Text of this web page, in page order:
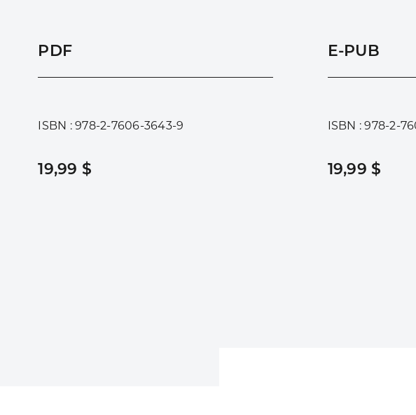
PDF
ISBN : 978-2-7606-3643-9
19,99 $
E-PUB
ISBN : 978-2-
19,99 $